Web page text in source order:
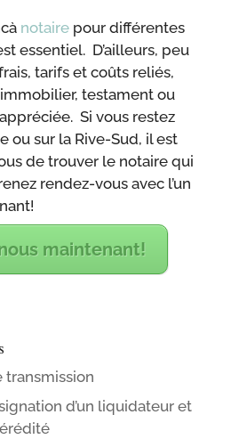
notairepour différentes
essentiel. D’ailleurs, peu
tarifs et coûts reliés,
testament ou
Si vous restez
ou sur la Rive-Sud, il est
de trouver le notaire qui
rendez-vous avec l’un
maintenant!
transmission
d’un liquidateur et